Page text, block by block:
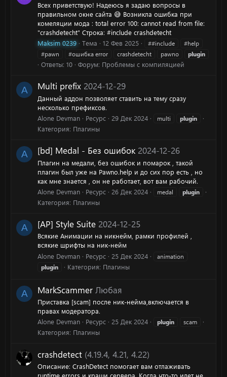
Всех приветствую! Надеюсь я задаю вопросы в
правильном окне сайта 😅 Возникла ошибка при
комеляции мода : total error 100: cannot read from file:
"crashdetecht" Строка: #include crashdetecht
Maksim 0239
Тема 12 Фев 2025 ##include
#help
#pawn
#ошибка error crashdetecht pawno plugin
Ответы: 10 Форум: Проблемы с компиляцией
A Multi prefix 2024-12-29
Данный аддон позволяет ставить на тему сразу
несколько префиксов.
Alone Devman
Ресурс 29 Дек 2024 multi plugin
Категория: Плагины
A [bd] Medal - Без ошибок 2024-12-26
Плагин на медали, без ошибок и помарок , такой
плагин был уже на Pawno.help и до сих пор есть , но
как мне знается , он не работает, вот вам рабочий.
Alone Devman
Ресурс 26 Дек 2024 medal plugin
Категория: Плагины
A [AP] Style Suite 2024-12-25
Всякие Анимации на никнейм, рамки профилей ,
всякие шрифты на ник-нейм
Alone Devman
Ресурс 25 Дек 2024
animation
plugin
Категория: Плагины
A MarkScammer Любая
Приставка [scam] после ник-нейма,включается в
правах модератора.
Alone Devman
Ресурс 25 Дек 2024 plugin scam
Категория: Плагины
crashdetect (4.19.4, 4.21, 4.22)
Описание: CrashDetect помогает вам отлаживать
runtime errors и краши сервера. Когда что-то идет не